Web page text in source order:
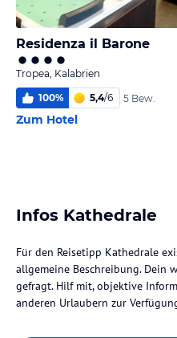
Residenza il Barone
Tropea, Kalabrien
100% 5,4/6 5 Bew.
Zum Hotel
Infos Kathedrale
Für den Reisetipp Kathedrale
allgemeine Beschreibung. Dein
gefragt. Hilf mit, objektive
anderen Urlaubern zur